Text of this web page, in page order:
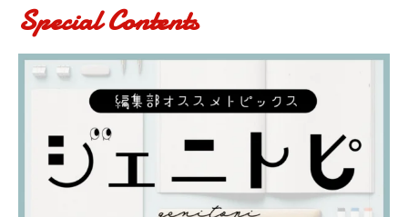
Special Contents